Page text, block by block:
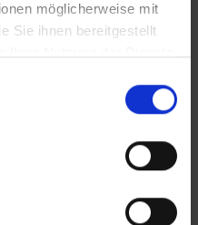
möglicherweise mit
Sie ihnen bereitgestellt